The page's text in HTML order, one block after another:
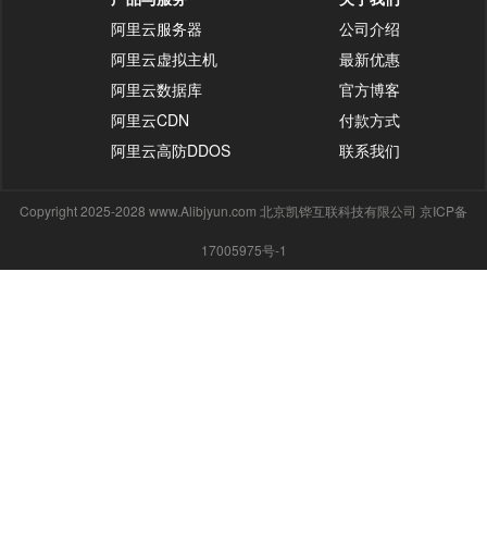
阿里云服务器
阿里云虚拟主机
阿里云数据库
阿里云CDN
阿里云高防DDOS
公司介绍
最新优惠
官方博客
付款方式
联系我们
Copyright 2025-2028 www.Alibjyun.com 北京凯铧互联科技有限公司 京ICP备
17005975号-1